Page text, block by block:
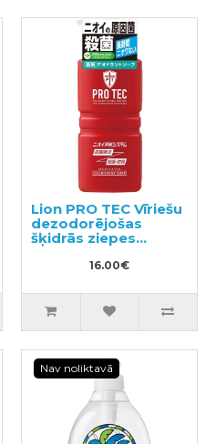
Lion PRO TEC Vīriešu
dezodorējošas
šķidrās ziepes
ķermenim 420ml
16.00€
Nav noliktavā